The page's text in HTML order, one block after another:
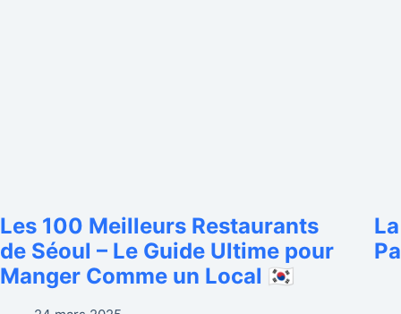
Les 100 Meilleurs Restaurants
de Séoul – Le Guide Ultime pour
Manger Comme un Local 🇰🇷